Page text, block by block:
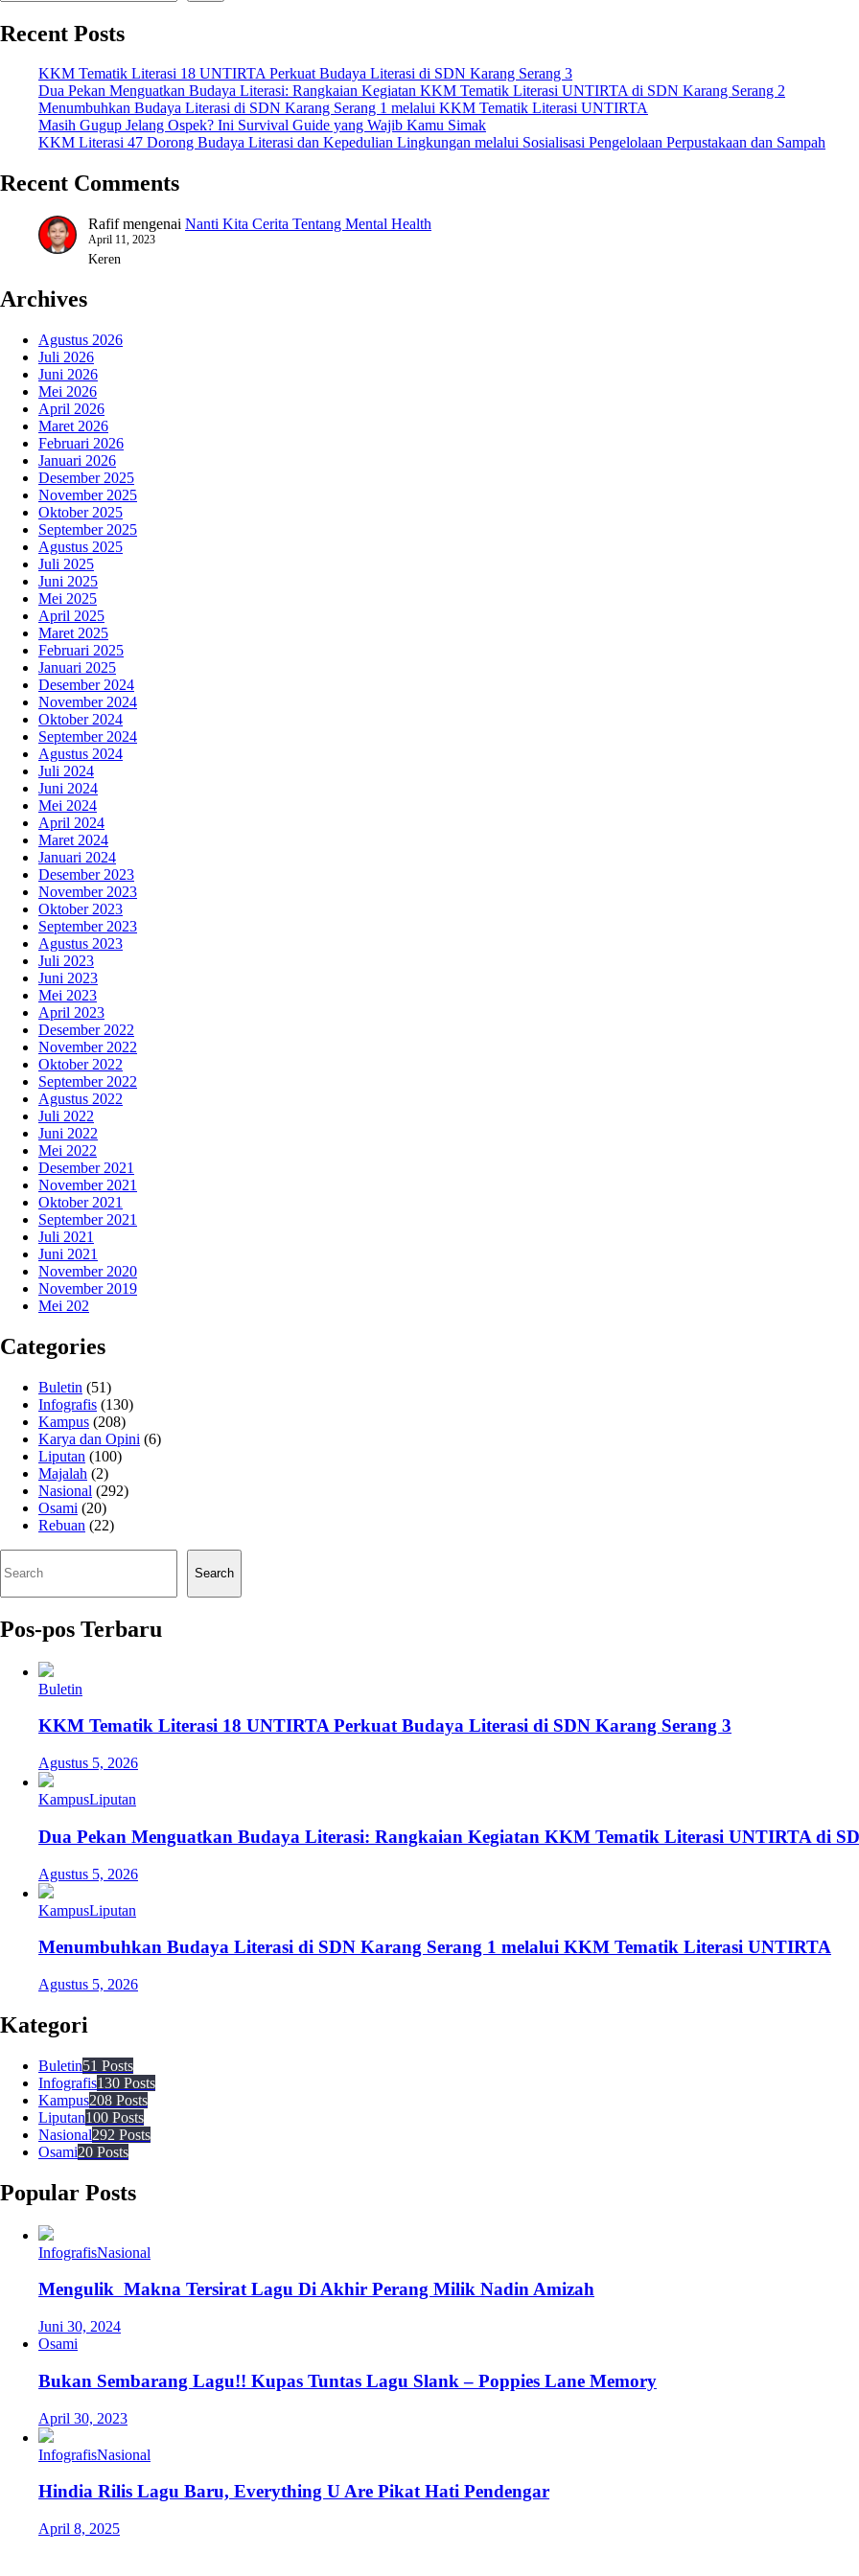
Recent Posts
KKM Tematik Literasi 18 UNTIRTA Perkuat Budaya Literasi di SDN Karang Serang 3
Dua Pekan Menguatkan Budaya Literasi: Rangkaian Kegiatan KKM Tematik Literasi UNTIRTA di SDN Karang Serang 2
Menumbuhkan Budaya Literasi di SDN Karang Serang 1 melalui KKM Tematik Literasi UNTIRTA
Masih Gugup Jelang Ospek? Ini Survival Guide yang Wajib Kamu Simak
KKM Literasi 47 Dorong Budaya Literasi dan Kepedulian Lingkungan melalui Sosialisasi Pengelolaan Perpustakaan dan Sampah
Recent Comments
Rafifmengenai Nanti Kita Cerita Tentang Mental Health
April 11, 2023
Keren
Archives
Agustus 2026
Juli 2026
Juni 2026
Mei 2026
April 2026
Maret 2026
Februari 2026
Januari 2026
Desember 2025
November 2025
Oktober 2025
September 2025
Agustus 2025
Juli 2025
Juni 2025
Mei 2025
April 2025
Maret 2025
Februari 2025
Januari 2025
Desember 2024
November 2024
Oktober 2024
September 2024
Agustus 2024
Juli 2024
Juni 2024
Mei 2024
April 2024
Maret 2024
Januari 2024
Desember 2023
November 2023
Oktober 2023
September 2023
Agustus 2023
Juli 2023
Juni 2023
Mei 2023
April 2023
Desember 2022
November 2022
Oktober 2022
September 2022
Agustus 2022
Juli 2022
Juni 2022
Mei 2022
Desember 2021
November 2021
Oktober 2021
September 2021
Juli 2021
Juni 2021
November 2020
November 2019
Mei 202
Categories
Buletin (51)
Infografis (130)
Kampus (208)
Karya dan Opini (6)
Liputan (100)
Majalah (2)
Nasional (292)
Osami (20)
Rebuan (22)
Search
Pos-pos Terbaru
Buletin
KKM Tematik Literasi 18 UNTIRTA Perkuat Budaya Literasi di SDN Karang Serang 3
Agustus 5, 2026
KampusLiputan
Dua Pekan Menguatkan Budaya Literasi: Rangkaian Kegiatan KKM Tematik Literasi UNTIRTA di
Agustus 5, 2026
KampusLiputan
Menumbuhkan Budaya Literasi di SDN Karang Serang 1 melalui KKM Tematik Literasi UNTIRTA
Agustus 5, 2026
Kategori
Buletin51 Posts
Infografis130 Posts
Kampus208 Posts
Liputan100 Posts
Nasional292 Posts
Osami20 Posts
Popular Posts
InfografisNasional
Mengulik Makna Tersirat Lagu Di Akhir Perang Milik Nadin Amizah
Juni 30, 2024
Osami
Bukan Sembarang Lagu!! Kupas Tuntas Lagu Slank – Poppies Lane Memory
April 30, 2023
InfografisNasional
Hindia Rilis Lagu Baru, Everything U Are Pikat Hati Pendengar
April 8, 2025